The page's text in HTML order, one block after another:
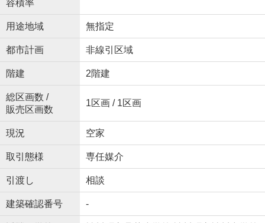
容積率
用途地域 無指定
都市計画 非線引区域
階建 2階建
総区画数 /
販売区画数
1区画 / 1区画
現況 空家
取引態様 専任媒介
引渡し 相談
建築確認番号 -